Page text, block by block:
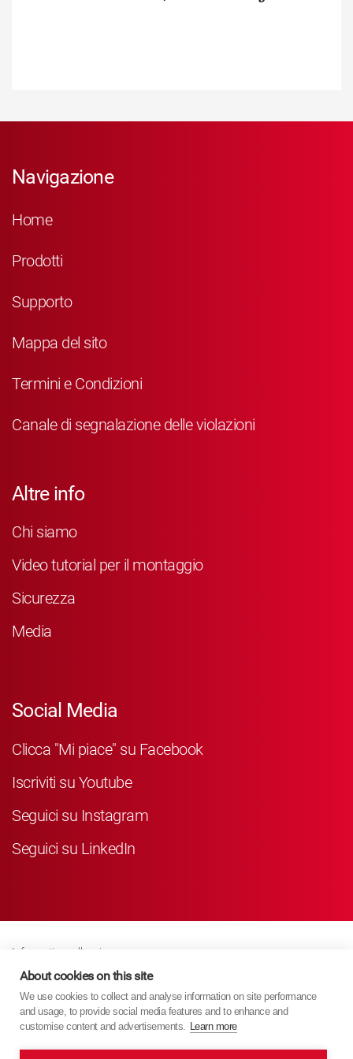
Navigazione
Home
Prodotti
Supporto
Mappa del sito
Termini e Condizioni
Canale di segnalazione delle violazioni
Altre info
Chi siamo
Video tutorial per il montaggio
Sicurezza
Media
Social Media
Clicca "Mi piace" su Facebook
Iscriviti su Youtube
Seguici su Instagram
Seguici su LinkedIn
Informativa sulla privacy
Business Partner Privacy
Politica Sui Cookie
Modern Slavery Act Policy
About cookies on this site
We use cookies to collect and analyse information on site performance
and usage, to provide social media features and to enhance and
customise content and advertisements. Learn more